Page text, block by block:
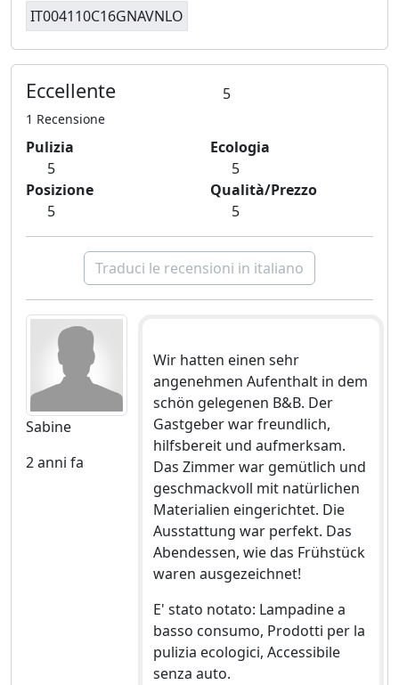
IT004110C16GNAVNLO
Eccellente 5
1 Recensione
Pulizia
5
Ecologia
5
Posizione
5
Qualità/Prezzo
5
Traduci le recensioni in italiano
Sabine
2 anni fa
Wir hatten einen sehr
angenehmen Aufenthalt in dem
schön gelegenen B&B. Der
Gastgeber war freundlich,
hilfsbereit und aufmerksam.
Das Zimmer war gemütlich und
geschmackvoll mit natürlichen
Materialien eingerichtet. Die
Ausstattung war perfekt. Das
Abendessen, wie das Frühstück
waren ausgezeichnet!
E' stato notato: Lampadine a
basso consumo, Prodotti per la
pulizia ecologici, Accessibile
senza auto.